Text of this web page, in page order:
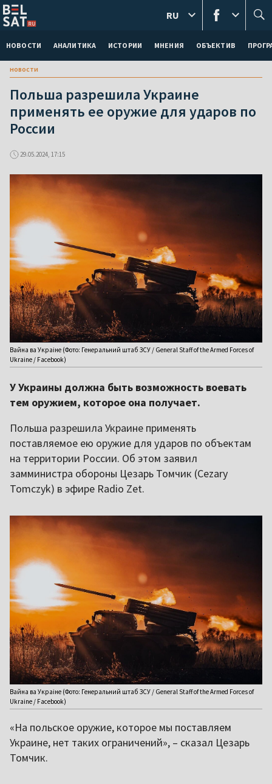
НОВОСТИ АНАЛИТИКА ИСТОРИИ МНЕНИЯ ОБЪЕКТИВ
RU
новости
Польша разрешила Украине
применять ее оружие для ударов по
России
29.05.2024, 17:15
Вайна ва Украіне (Фото: Генеральний штаб ЗСУ / General Staff of the Armed Forces of
Ukraine / Facebook)
У Украины должна быть возможность воевать
тем оружием, которое она получает.
Польша разрешила Украине применять
поставляемое ею оружие для ударов по объектам
на территории России. Об этом заявил
замминистра обороны Цезарь Томчик (Cezary
Tomczyk) в эфире Radio Zet.
Вайна ва Украіне (Фото: Генеральний штаб ЗСУ / General Staff of the Armed Forces of
Ukraine / Facebook)
«На польское оружие, которое мы поставляем
Украине, нет таких ограничений», – сказал Цезарь
Томчик.